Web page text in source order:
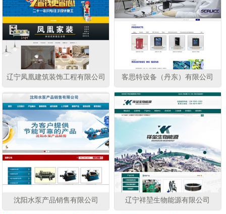
辽宁凤凰建筑装饰工程有限公司 客思特设备（丹东）有限公司
沈阳水泵产品销售有限公司 辽宁祥堃生物能源有限公司